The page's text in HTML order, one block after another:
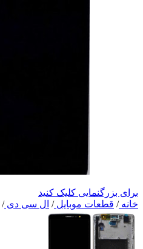
برای بزرگنمایی کلیک کنید
خانه/ قطعات موبایل/ ال سی دی/